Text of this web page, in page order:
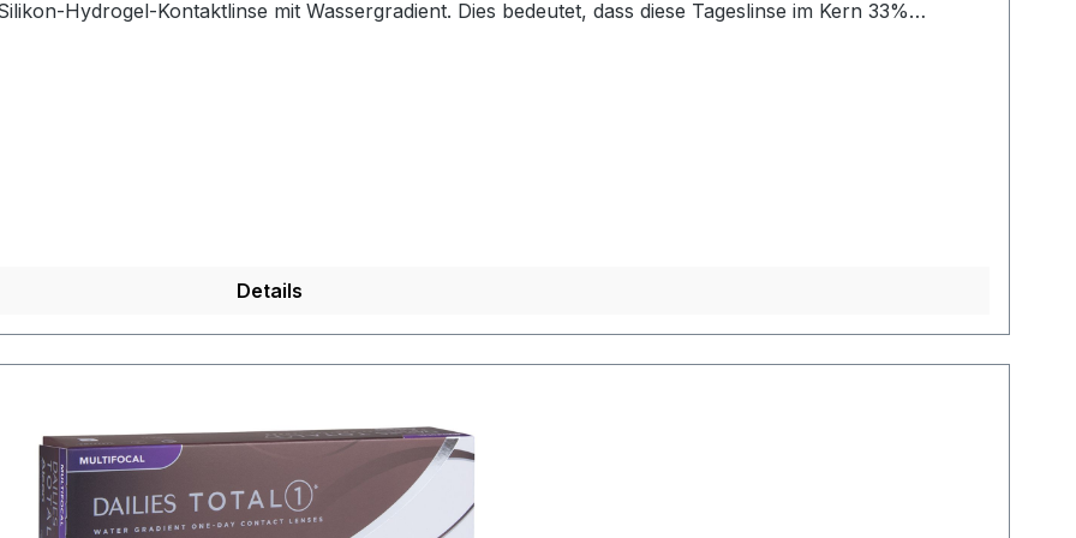
Freeway Fort Worth, TX 76134-2099,
Alcon.com Für Fragen zur Produktsicherheit kann dieser Link verwendet werden: Contact Us |
Details